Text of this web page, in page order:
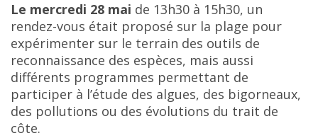
Le mercredi 28 mai de 13h30 à 15h30, un
rendez-vous était proposé sur la plage pour
expérimenter sur le terrain des outils de
reconnaissance des espèces, mais aussi
différents programmes permettant de
participer à l’étude des algues, des bigorneaux,
des pollutions ou des évolutions du trait de
côte.